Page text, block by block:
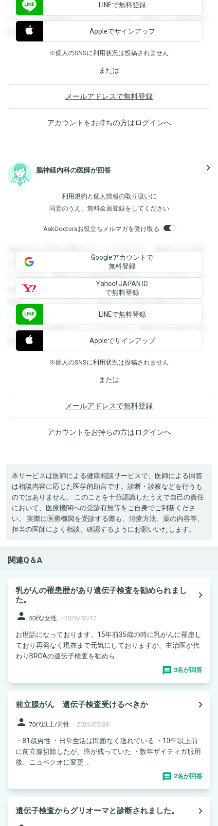
できます。登録すると回答を閲覧することができます。登録
すると回答を閲覧することができます。登録すると回答を閲
覧することができます。
LINEで無料登録
Appleでサインアップ
※個人のSNSに利用状況は投稿されません
または
メールアドレスで無料登録
アカウントをお持ちの方はログインへ
脳神経内科の医師が回答 navigate_next
利用規約 と 個人情報の取り扱いに
同意のうえ、無料会員登録をしてください
AskDoctorsお役立ちメルマガを受け取る
登録すると回答を閲覧することができます。登録すると回答
を閲覧することができます。登録すると回答を閲覧すること
ができます。登録すると回答を閲覧することができます。登
録すると回答を閲覧することができます。登録すると回答を
閲覧することができます。登録すると回答を閲覧することが
できます。登録すると回答を閲覧することができます。登録
すると回答を閲覧することができます。登録すると回答を閲
覧することができます。
Googleアカウントで
無料登録
Yahoo! JAPAN ID
で無料登録
LINEで無料登録
Appleでサインアップ
※個人のSNSに利用状況は投稿されません
または
メールアドレスで無料登録
アカウントをお持ちの方はログインへ
本サービスは医師による健康相談サービスで、医師による回答
は相談内容に応じた医学的助言です。診断・診察などを行うも
のではありません。 このことを十分認識したうえで自己の責任
において、医療機関への受診有無等をご自身でご判断くださ
い。 実際に医療機関を受診する際も、治療方法、薬の内容等、
担当の医師によく相談、確認するようにお願いいたします。
関連Q＆A
乳がんの罹患歴があり遺伝子検査を勧められまし
た。
navigate_next
person 50代/女性 - 2026/03/12
お世話になっております。15年前35歳の時に乳がんに罹患し
ており再発なく現在まで元気にしておりますが、主治医が代
わりBRCAの遺伝子検査を勧めら...
3名が回答
前立腺がん 遺伝子検査受けるべきか
navigate_next
person 70代以上/男性 - 2026/07/26
・81歳男性 ・日常生活は問題なく送れている ・10年以上前
に前立腺切除したが、癌が残っていた ・数年ザイティガ服用
後、ニュベクオに変更 ...
2名が回答
遺伝子検査からグリオーマと診断されました。
navigate_next